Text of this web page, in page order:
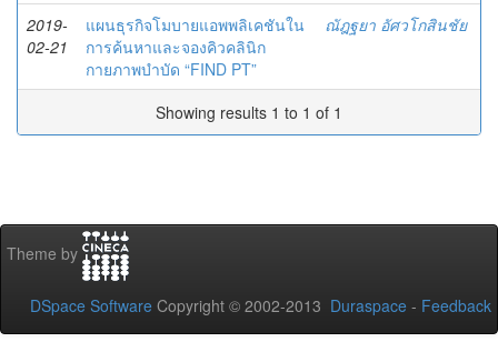
2019-
02-21
แผนธุรกิจโมบายแอพพลิเคชันใน
การค้นหาและจองคิวคลินิก
กายภาพบำบัด “FIND PT”
ณัฎฐยา อัศวโกสินชัย
Showing results 1 to 1 of 1
Theme by
DSpace Software Copyright © 2002-2013 Duraspace - Feedback